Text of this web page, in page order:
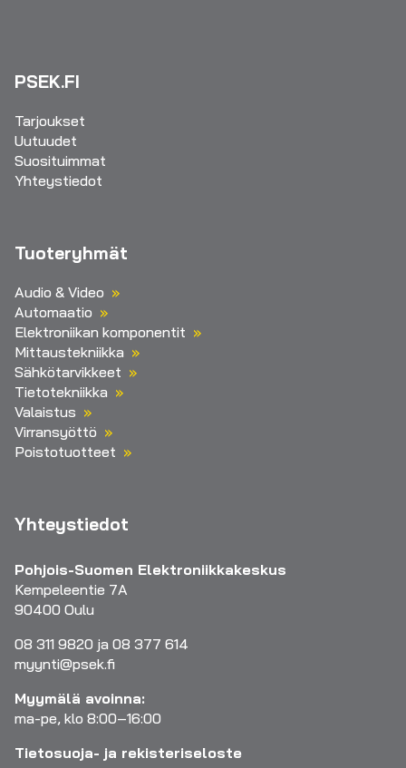
PSEK.FI
Tarjoukset
Uutuudet
Suosituimmat
Yhteystiedot
Tuoteryhmät
Audio & Video
Automaatio
Elektroniikan komponentit
Mittaustekniikka
Sähkötarvikkeet
Tietotekniikka
Valaistus
Virransyöttö
Poistotuotteet
Yhteystiedot
Pohjois-Suomen Elektroniikkakeskus
Kempeleentie 7A
90400 Oulu
08 311 9820 ja 08 377 614
myynti@psek.fi
Myymälä avoinna:
ma-pe, klo 8:00–16:00
Tietosuoja- ja rekisteriseloste